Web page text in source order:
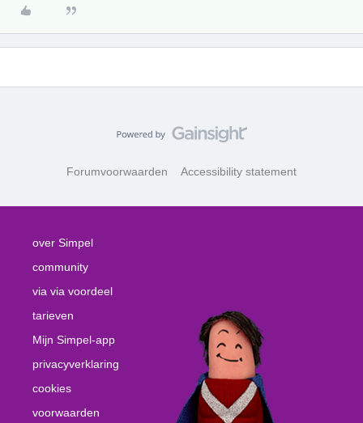
Forumvoorwaarden Accessibility statement
over Simpel
community
via via voordeel
tarieven
Mijn Simpel-app
privacyverklaring
cookies
voorwaarden